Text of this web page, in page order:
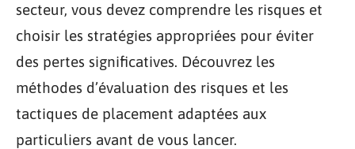
secteur, vous devez comprendre les risques et
choisir les stratégies appropriées pour éviter
des pertes significatives. Découvrez les
méthodes d’évaluation des risques et les
tactiques de placement adaptées aux
particuliers avant de vous lancer.